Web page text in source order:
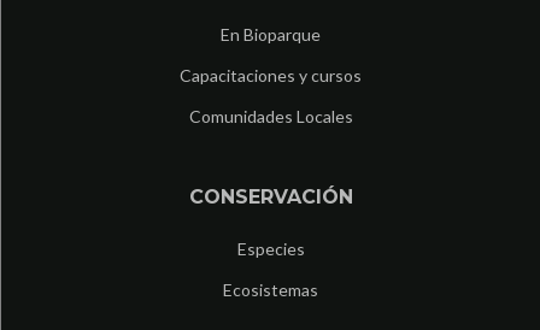
En Bioparque
Capacitaciones y cursos
Comunidades Locales
CONSERVACIÓN
Especies
Ecosistemas